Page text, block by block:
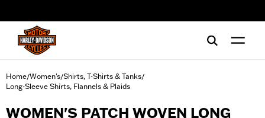
Home/Women's/Shirts, T-Shirts & Tanks/
Long-Sleeve Shirts, Flannels & Plaids
WOMEN'S PATCH WOVEN LONG